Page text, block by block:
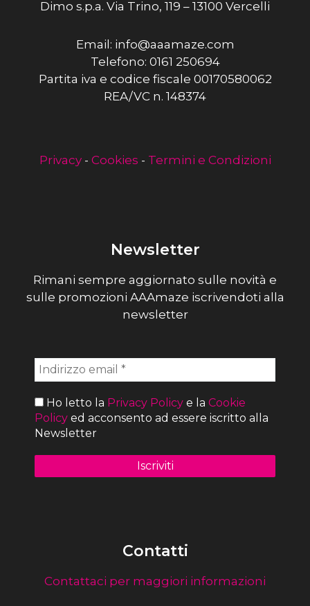
Dimo s.p.a. Via Trino, 119 – 13100 Vercelli
Email: info@aaamaze.com
Telefono: 0161 250694
Partita iva e codice fiscale 00170580062
REA/VC n. 148374
Privacy- Cookies - Termini e Condizioni
Newsletter
Rimani sempre aggiornato sulle novità e
sulle promozioni AAAmaze iscrivendoti alla
newsletter
Ho letto la Privacy Policy e la Cookie
Policy ed acconsento ad essere iscritto alla
Newsletter
Contatti
Contattaci per maggiori informazioni